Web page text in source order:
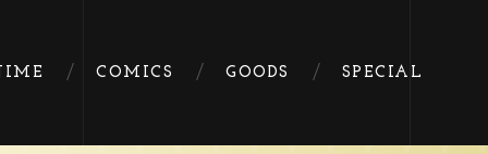
COMICS GOODS SPECIAL